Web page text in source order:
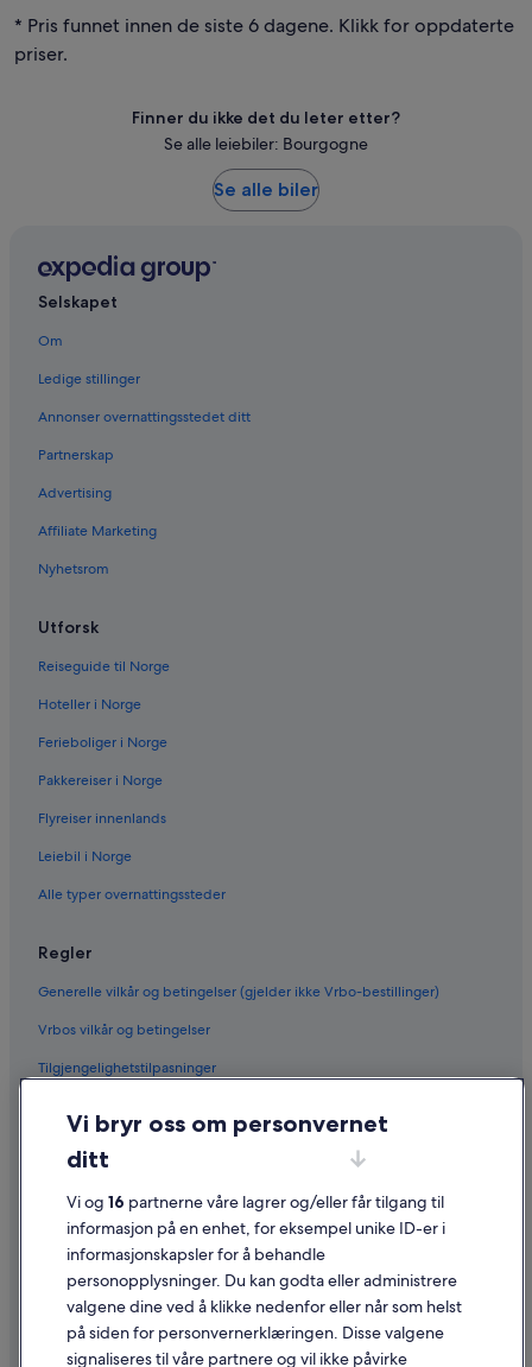
* Pris funnet innen de siste 6 dagene. Klikk for oppdaterte
priser.
Finner du ikke det du leter etter?
Se alle leiebiler: Bourgogne
Se alle biler
Selskapet
Om
Ledige stillinger
Annonser overnattingsstedet ditt
Partnerskap
Advertising
Affiliate Marketing
Nyhetsrom
Utforsk
Reiseguide til Norge
Hoteller i Norge
Ferieboliger i Norge
Pakkereiser i Norge
Flyreiser innenlands
Leiebil i Norge
Alle typer overnattingssteder
Regler
Generelle vilkår og betingelser (gjelder ikke Vrbo-bestillinger)
Vrbos vilkår og betingelser
Tilgjengelighetstilpasninger
Juridisk informasjon / kontakt oss
Retningslinjer for innhold og rapportering av innhold
Hjelp
Kontakt oss
Vi bryr oss om personvernet
ditt
Vi og 16 partnerne våre lagrer og/eller får tilgang til
informasjon på en enhet, for eksempel unike ID-er i
informasjonskapsler for å behandle
personopplysninger. Du kan godta eller administrere
valgene dine ved å klikke nedenfor eller når som helst
på siden for personvernerklæringen. Disse valgene
signaliseres til våre partnere og vil ikke påvirke